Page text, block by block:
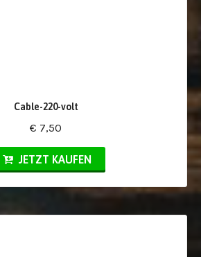
Cable-220-volt
€ 7,50
JETZT KAUFEN